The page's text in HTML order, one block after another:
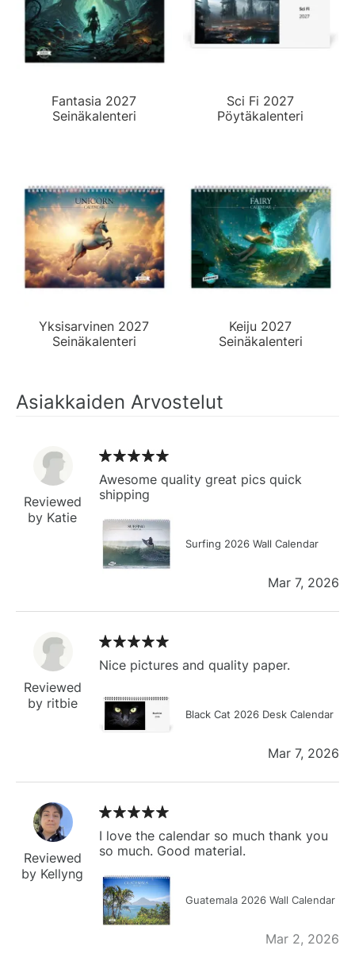
Fantasia 2027
Seinäkalenteri
Sci Fi 2027
Pöytäkalenteri
Yksisarvinen 2027
Seinäkalenteri
Keiju 2027
Seinäkalenteri
Asiakkaiden Arvostelut
Reviewed
by Katie
Awesome quality great pics quick
shipping
Surfing 2026 Wall Calendar
Mar 7, 2026
Reviewed
by ritbie
Nice pictures and quality paper.
Black Cat 2026 Desk Calendar
Mar 7, 2026
Reviewed
by Kellyng
I love the calendar so much thank you
so much. Good material.
Guatemala 2026 Wall Calendar
Mar 2, 2026